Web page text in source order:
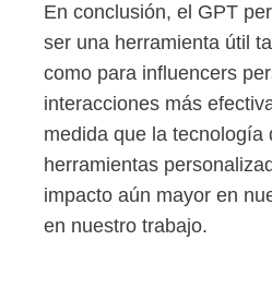
En conclusión, el GPT
ser una herramienta útil
como para influencers
interacciones más
medida que la tecnología
herramientas
impacto aún mayor en
en nuestro trabajo.